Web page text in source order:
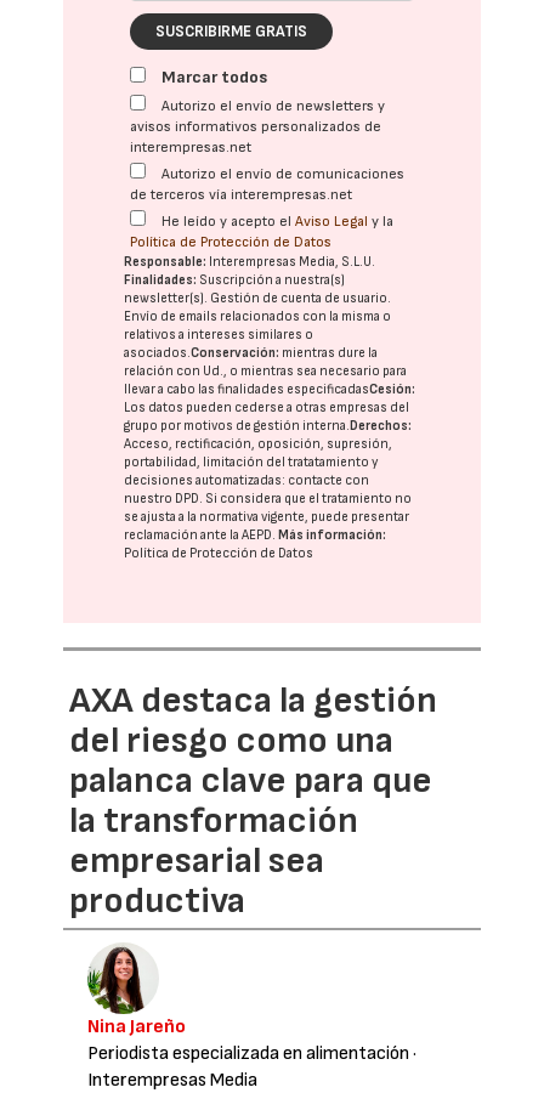
SUSCRIBIRME GRATIS
Marcar todos
Autorizo el envío de newsletters y
avisos informativos personalizados de
interempresas.net
Autorizo el envío de comunicaciones
de terceros vía interempresas.net
He leído y acepto elAviso Legal y la
Política de Protección de Datos
Responsable: Interempresas Media, S.L.U.
Finalidades: Suscripción a nuestra(s)
newsletter(s). Gestión de cuenta de usuario.
Envío de emails relacionados con la misma o
relativos a intereses similares o
asociados.Conservación: mientras dure la
relación con Ud., o mientras sea necesario para
llevar a cabo las finalidades especificadasCesión:
Los datos pueden cederse a otras empresas del
grupo por motivos de gestión interna. Derechos:
Acceso, rectificación, oposición, supresión,
portabilidad, limitación del tratatamiento y
decisiones automatizadas: contacte con
nuestro DPD. Si considera que el tratamiento no
se ajusta a la normativa vigente, puede presentar
reclamación ante laAEPD. Más información:
Política de Protección de Datos
AXA destaca la gestión
del riesgo como una
palanca clave para que
la transformación
empresarial sea
productiva
Nina Jareño
Periodista especializada en alimentación ·
Interempresas Media